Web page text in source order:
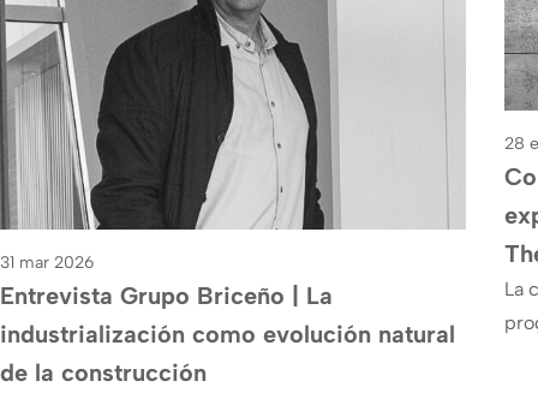
31 mar 2026
Entrevista Grupo Briceño | La
industrialización como evolución natural
de la construcción
28
La